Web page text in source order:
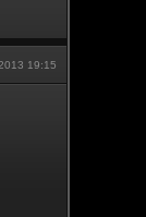
19:15